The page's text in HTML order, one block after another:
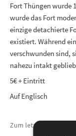
Fort Thüngen wurde
wurde das Fort
einzige detachierte
existiert. Während
verschwunden sind,
nahezu intakt
5€ + Eintritt
Auf Englisch
Zum letzten Mal